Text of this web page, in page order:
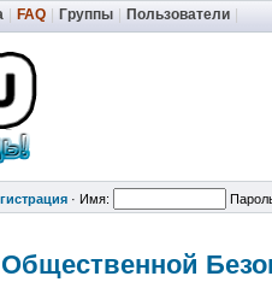
FAQ Группы Пользователи
· Имя: